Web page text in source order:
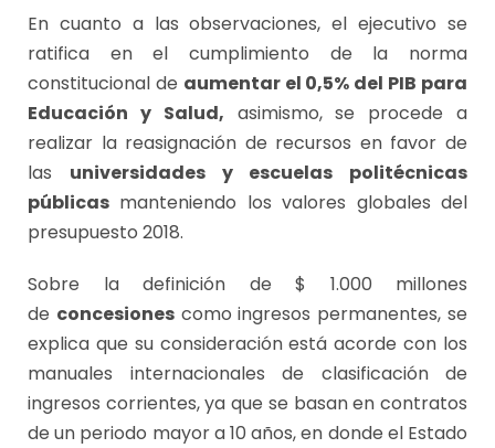
En cuanto a las observaciones, el ejecutivo se
ratifica en el cumplimiento de la norma
constitucional de aumentar el 0,5% del PIB para
Educación y Salud, asimismo, se procede a
realizar la reasignación de recursos en favor de
las universidades y escuelas politécnicas
públicas manteniendo los valores globales del
presupuesto 2018.
Sobre la definición de $ 1.000 millones
de concesionescomo ingresos permanentes, se
explica que su consideración está acorde con los
manuales internacionales de clasificación de
ingresos corrientes, ya que se basan en contratos
de un periodo mayor a 10 años, en donde el Estado